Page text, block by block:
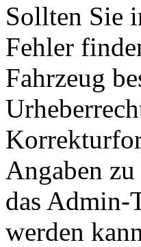
Sollten Sie
Fehler
Fahrzeug
Angaben
das Admin-
werden